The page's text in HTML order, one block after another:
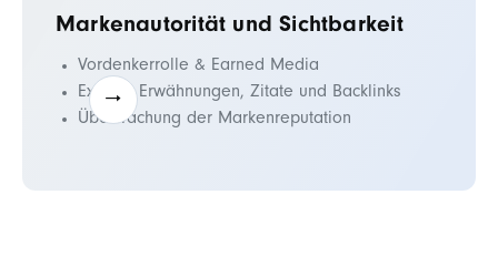
Markenautorität und Sichtbarkeit
Vordenkerrolle & Earned Media
Externe Erwähnungen, Zitate und Backlinks
Überwachung der Markenreputation